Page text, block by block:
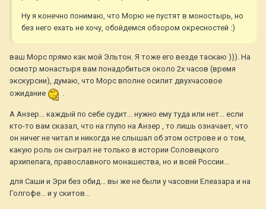
Ну я конечно понимаю, что Морю не пустят в моностырь, но
без него ехать не хочу, обойдемся обзором окресностей :)
ваш Морс прямо как мой Эльтон. Я тоже его везде таскаю ))). На
осмотр монастыря вам понадобиться около 2х часов (время
экскурсии), думаю, что Морс вполне осилит двухчасовое
ожидание
.
А Анзер... каждый по себе судит... нужно ему туда или нет... если
кто-то вам сказал, что на глупо на Анзер , то лишь означает, что
он ничег не читал и никогда не слышал об этом острове и о том,
какую роль он сыграл не только в истории Соловецкого
архипелага, православного монашества, но и всей России...
для Саши и Эри без обид... вы же не были у часовни Елеазара и на
Голгофе... и у скитов...